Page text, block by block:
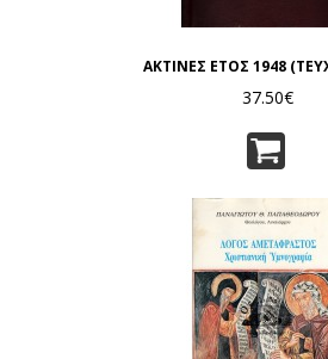
ΑΚΤΙΝΕΣ ΕΤΟΣ 1948
37.50€